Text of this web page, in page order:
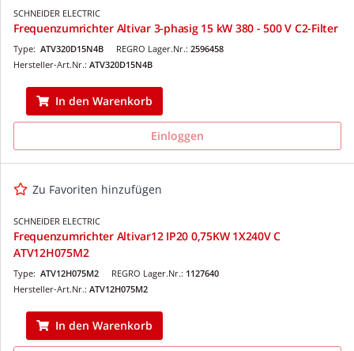
SCHNEIDER ELECTRIC
Frequenzumrichter Altivar 3-phasig 15 kW 380 - 500 V C2-Filter
REGRO Lager.Nr.: 2596458
Type: ATV320D15N4B
Hersteller-Art.Nr.: ATV320D15N4B
In den Warenkorb
Einloggen
Zu Favoriten hinzufügen
SCHNEIDER ELECTRIC
Frequenzumrichter Altivar12 IP20 0,75KW 1X240V C
ATV12H075M2
REGRO Lager.Nr.: 1127640
Type: ATV12H075M2
Hersteller-Art.Nr.: ATV12H075M2
In den Warenkorb